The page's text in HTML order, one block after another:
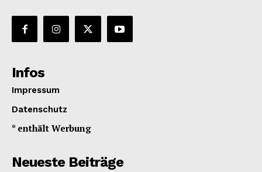
Infos
Impressum
Datenschutz
* enthält Werbung
Neueste Beiträge